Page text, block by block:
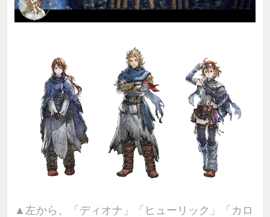
▲左から、「ディオナ」「ヒューリック」「カロ